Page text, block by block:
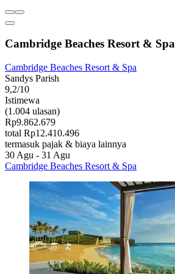
Cambridge Beaches Resort & Spa
Cambridge Beaches Resort & Spa
Sandys Parish
9,2/10
Istimewa
(1.004 ulasan)
Rp9.862.679
total Rp12.410.496
termasuk pajak & biaya lainnya
30 Agu - 31 Agu
Cambridge Beaches Resort & Spa